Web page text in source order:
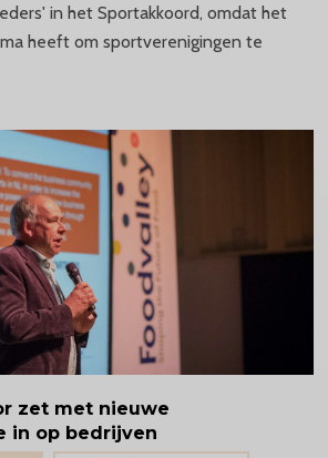
in het Sportakkoord, omdat het
heeft om sportverenigingen te
zet met nieuwe
in op bedrijven